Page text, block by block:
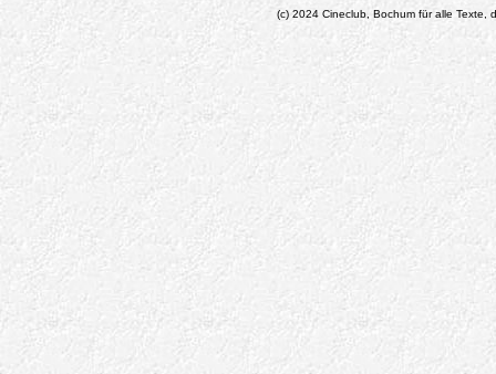
(c) 2024 Cineclub, Bochum für alle Texte,